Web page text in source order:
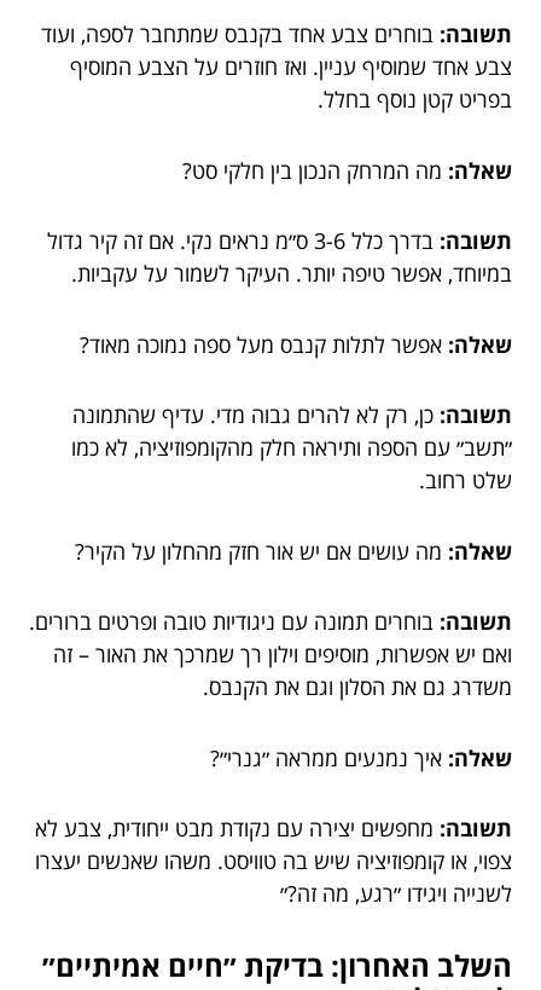
תשובה: בוחרים צבע אחד בקנבס שמתחבר לספה, ועוד
צבע אחד שמוסיף עניין. ואז חוזרים על הצבע המוסיף
בפריט קטן נוסף בחלל.
שאלה: מה המרחק הנכון בין חלקי סט?
תשובה:
בדרך כלל 3-6 ס״מ נראים נקי. אם זה קיר גדול
במיוחד, אפשר טיפה יותר. העיקר לשמור על עקביות.
שאלה: אפשר לתלות קנבס מעל ספה נמוכה מאוד?
תשובה: כן, רק לא להרים גבוה מדי. עדיף שהתמונה
״תשב״ עם הספה ותיראה חלק מהקומפוזיציה, לא כמו
שלט רחוב.
שאלה: מה עושים אם יש אור חזק מהחלון על הקיר?
תשובה: בוחרים תמונה עם ניגודיות טובה ופרטים ברורים.
ואם יש אפשרות, מוסיפים וילון רך שמרכך את האור – זה
משדרג גם את הסלון וגם את הקנבס.
שאלה: איך נמנעים ממראה ״גנרי״?
תשובה: מחפשים יצירה עם נקודת מבט ייחודית, צבע לא
צפוי, או קומפוזיציה שיש בה טוויסט. משהו שאנשים יעצרו
לשנייה ויגידו ״רגע, מה זה?״
השלב האחרון: בדיקת ״חיים אמיתיים״